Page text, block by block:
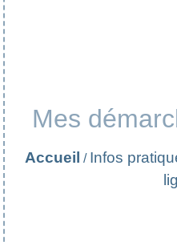
Mes
Accueil / Infos